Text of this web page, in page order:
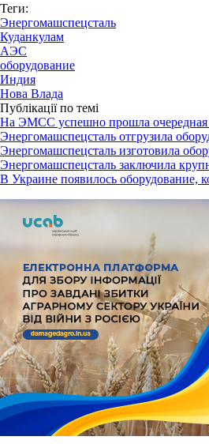
Теги:
Энергомашспецсталь
Куданкулам
АЭС
оборудование
Индия
Нова Влада
Публікації по темі
На ЭМСС успешно прошла очередная
Энергомашспецсталь отгрузила
Энергомашспецсталь изготовила
Энергомашспецсталь заключила
В Украине появилось оборудование,